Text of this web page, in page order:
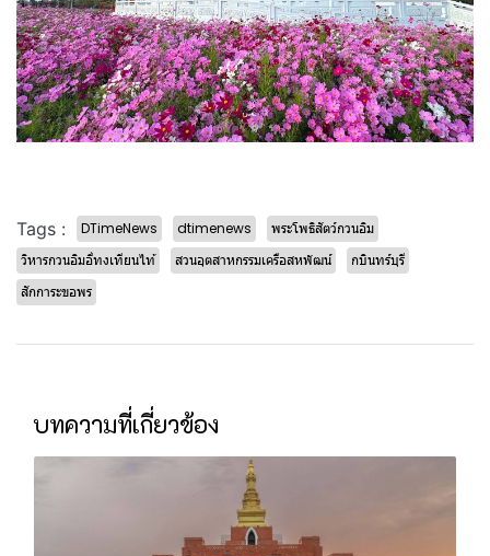
Tags : DTimeNews dtimenews
พระโพธิสัตว์กวนอิม
วิหารกวนอิมอี่ทงเทียนไท้
สวนอุตสาหกรรมเครือสหพัฒน์
กบินทร์บุรี
สักการะขอพร
บทความที่เกี่ยวข้อง